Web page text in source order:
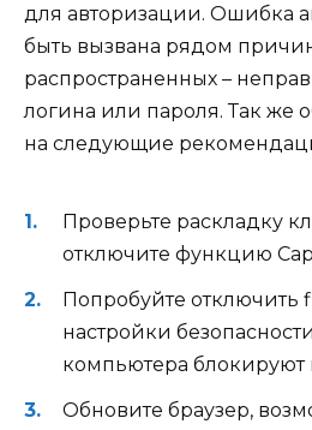
для авторизации. Ошибка
быть вызвана рядом
распространенных –
логина или пароля. Так же
на следующие
Проверьте раскладку
отключите функцию
Попробуйте отключить
настройки
компьютера
Обновите браузер,